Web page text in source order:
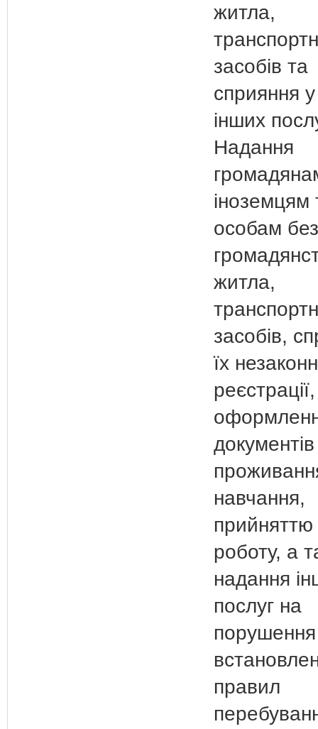
житла,
засобів та
сприяння
інших
Надання
іноземцям
особам без
житла,
засобів,
їх
реєстрації,
навчання,
прийняттю
роботу, а
надання
послуг на
порушення
правил